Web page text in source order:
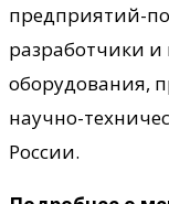
предприятий-
разработчики и
оборудования,
научно-
России.